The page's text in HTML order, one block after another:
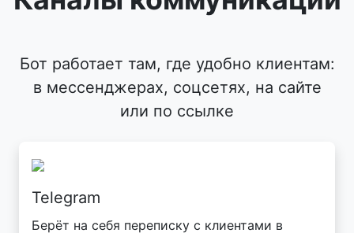
Бот работает там, где удобно клиентам:
в мессенджерах, соцсетях, на сайте
или по ссылке
Telegram
Берёт на себя переписку с клиентами в